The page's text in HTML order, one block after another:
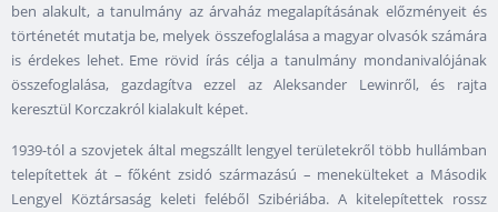
ben alakult, a tanulmány az árvaház megalapításának előzményeit és
történetét mutatja be, melyek összefoglalása a magyar olvasók számára
is érdekes lehet. Eme rövid írás célja a tanulmány mondanivalójának
összefoglalása, gazdagítva ezzel az Aleksander Lewinről, és rajta
keresztül Korczakról kialakult képet.
1939-tól a szovjetek által megszállt lengyel területekről több hullámban
telepítettek át – főként zsidó származású – menekülteket a Második
Lengyel Köztársaság keleti feléből Szibériába. A kitelepítettek rossz